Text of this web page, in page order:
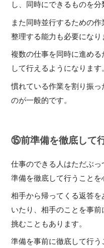
し、同時にできるものを分
また同時並行するための
整理する能力も必要になり
複数の仕事を同時に進め
して行えるようになります
慣れている作業を割り振
のが一般的です。
⑮前準備を徹底して
仕事のできる人はただぶ
準備を徹底して行うことを
相手から帰ってくる返答
いたり、相手のことを事
挑むこともあります。
準備を事前に徹底して行